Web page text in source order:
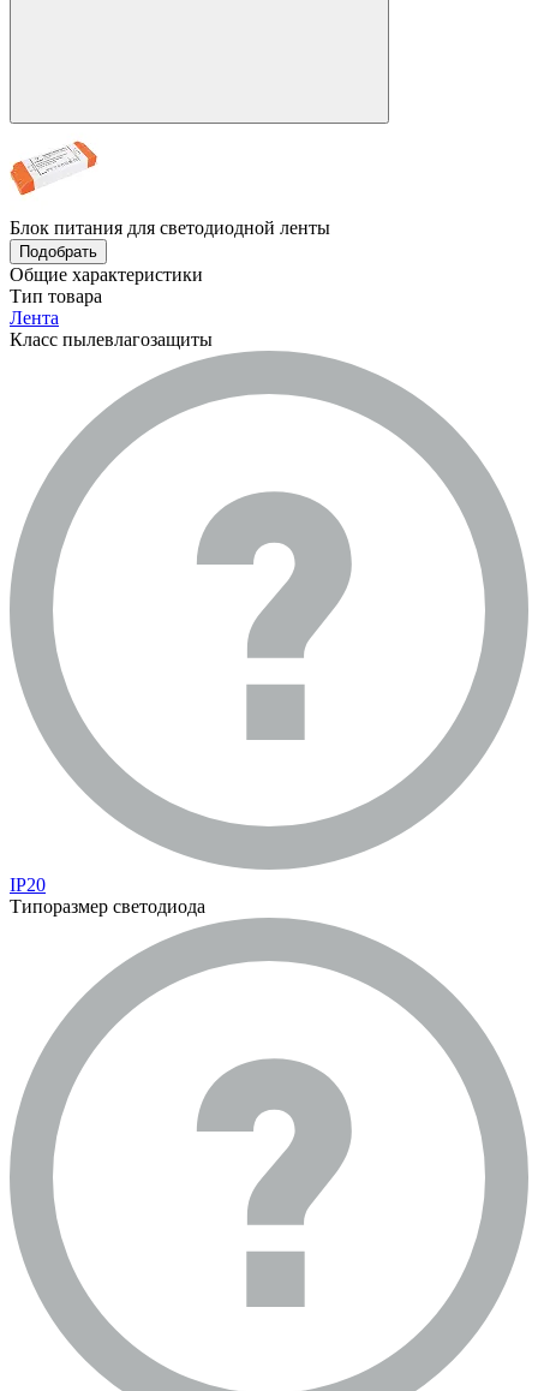
Блок питания для светодиодной ленты
Подобрать
Общие характеристики
Тип товара
Лента
Класс пылевлагозащиты
IP20
Типоразмер светодиода